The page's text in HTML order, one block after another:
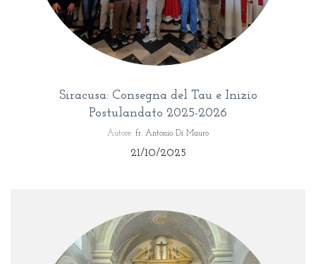
Siracusa: Consegna del Tau e Inizio
Postulandato 2025-2026
Autore: fr. Antonio Di Mauro
21/10/2025